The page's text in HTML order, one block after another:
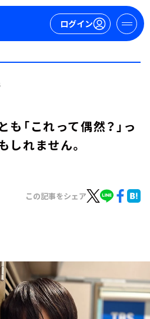
ログイン
「これって偶然？」っ
しれません。
この記事をシェア